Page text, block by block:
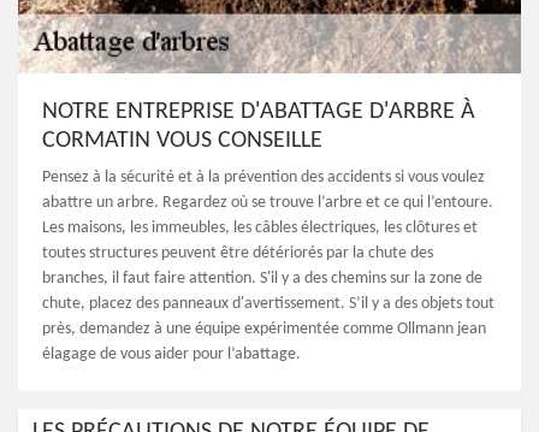
NOTRE ENTREPRISE D'ABATTAGE D'ARBRE À
CORMATIN VOUS CONSEILLE
Pensez à la sécurité et à la prévention des accidents si vous voulez
abattre un arbre. Regardez où se trouve l’arbre et ce qui l’entoure.
Les maisons, les immeubles, les câbles électriques, les clôtures et
toutes structures peuvent être détériorés par la chute des
branches, il faut faire attention. S'il y a des chemins sur la zone de
chute, placez des panneaux d'avertissement. S’il y a des objets tout
près, demandez à une équipe expérimentée comme Ollmann jean
élagage de vous aider pour l’abattage.